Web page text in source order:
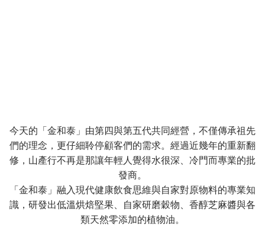
今天的「金和泰」由第四與第五代共同經營，不僅傳承祖先
們的理念，更仔細聆停顧客們的需求。經過近幾年的重新翻
修，山產行不再是那讓年輕人覺得水很深、冷門而專業的批
發商。
「金和泰」融入現代健康飲食思維與自家對原物料的專業知
識，研發出低溫烘焙堅果、自家研磨穀物、香醇芝麻醬與各
類天然零添加的植物油。